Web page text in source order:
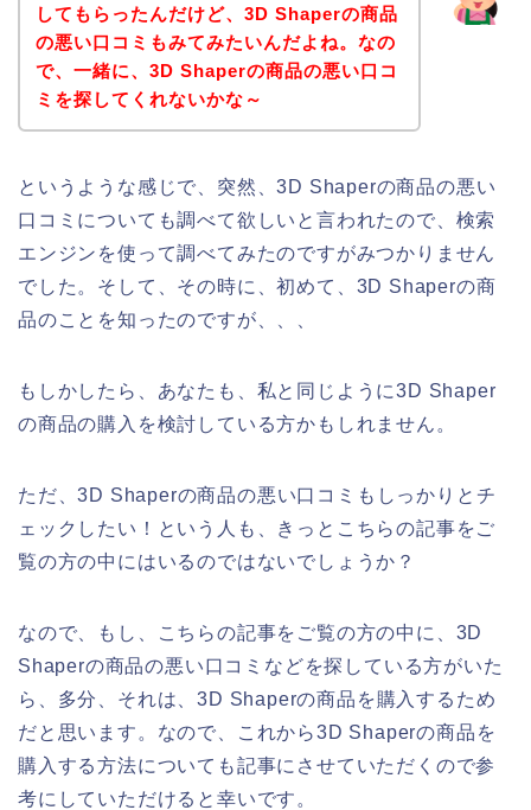
してもらったんだけど、3D Shaperの商品
の悪い口コミもみてみたいんだよね。なの
で、一緒に、3D Shaperの商品の悪い口コ
ミを探してくれないかな～
というような感じで、突然、3D Shaperの商品の悪い
口コミについても調べて欲しいと言われたので、検索
エンジンを使って調べてみたのですがみつかりません
でした。そして、その時に、初めて、3D Shaperの商
品のことを知ったのですが、、、
もしかしたら、あなたも、私と同じように3D Shaper
の商品の購入を検討している方かもしれません。
ただ、3D Shaperの商品の悪い口コミもしっかりとチ
ェックしたい！という人も、きっとこちらの記事をご
覧の方の中にはいるのではないでしょうか？
なので、もし、こちらの記事をご覧の方の中に、3D
Shaperの商品の悪い口コミなどを探している方がいた
ら、多分、それは、3D Shaperの商品を購入するため
だと思います。なので、これから3D Shaperの商品を
購入する方法についても記事にさせていただくので参
考にしていただけると幸いです。